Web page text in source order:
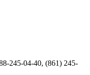
245-04-40, (861) 245-